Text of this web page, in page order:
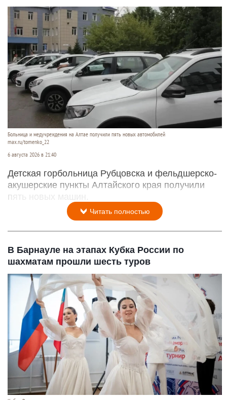
Больница и медучреждения на Алтае получили пять новых автомобилей
max.ru/tomenko_22
6 августа 2026 в 21:40
Детская горбольница Рубцовска и фельдшерско-
акушерские пункты Алтайского края получили
пять новых машин.
Читать полностью
В Барнауле на этапах Кубка России по
шахматам прошли шесть туров